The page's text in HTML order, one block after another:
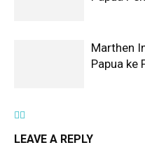
Marthen
Papua ke
LEAVE A REPLY